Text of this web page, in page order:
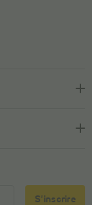
S'inscrire